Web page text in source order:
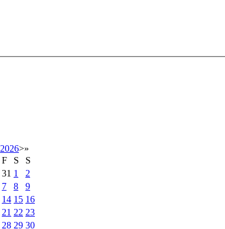
2026>»
F S
S
31 1
2
7 8
9
14 15 16
21 22 23
28 29 30